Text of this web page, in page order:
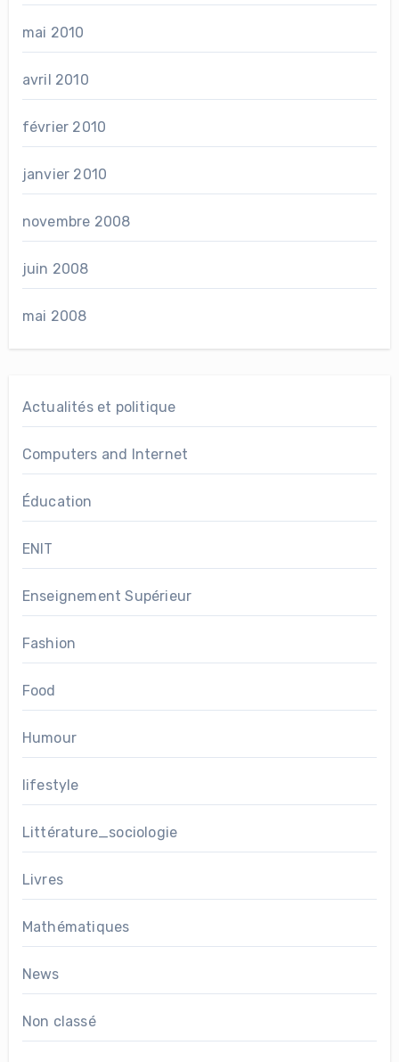
mai 2010
avril 2010
février 2010
janvier 2010
novembre 2008
juin 2008
mai 2008
Actualités et politique
Computers and Internet
Éducation
ENIT
Enseignement Supérieur
Fashion
Food
Humour
lifestyle
Littérature_sociologie
Livres
Mathématiques
News
Non classé